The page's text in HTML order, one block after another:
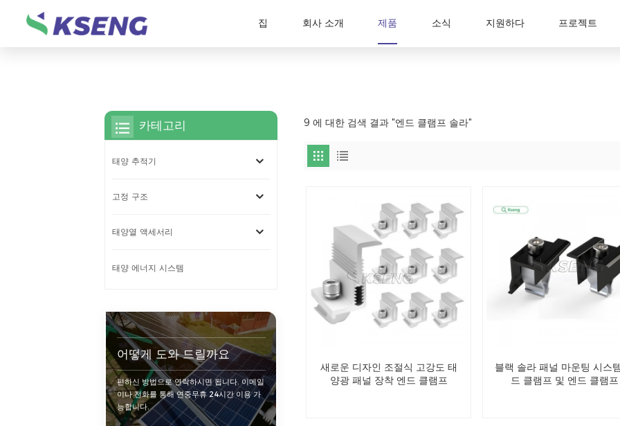
집 회사 소개 제품 소식 지원하다 프로젝트
9 에 대한 검색 결과 "엔드 클램프 솔라"
새로운 디자인 조절식 고강도 태
양광 패널 장착 엔드 클램프
블랙 솔라 패널 마운팅 시스
드 클램프 및 엔드 클램프
카테고리
태양 추적기
고정 구조
태양열 액세서리
태양 에너지 시스템
어떻게 도와 드릴까요
편하신 방법으로 연락하시면 됩니다. 이메일
이나 전화를 통해 연중무휴 24시간 이용 가
능합니다.